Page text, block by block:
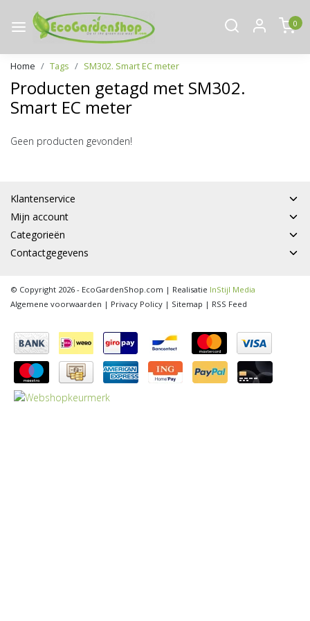
0
Home Tags SM302. Smart EC meter
Producten getagd met SM302.
Smart EC meter
Geen producten gevonden!
Klantenservice
Mijn account
Categorieën
Contactgegevens
© Copyright 2026 - EcoGardenShop.com | Realisatie InStijl Media
Algemene voorwaarden | Privacy Policy | Sitemap | RSS Feed